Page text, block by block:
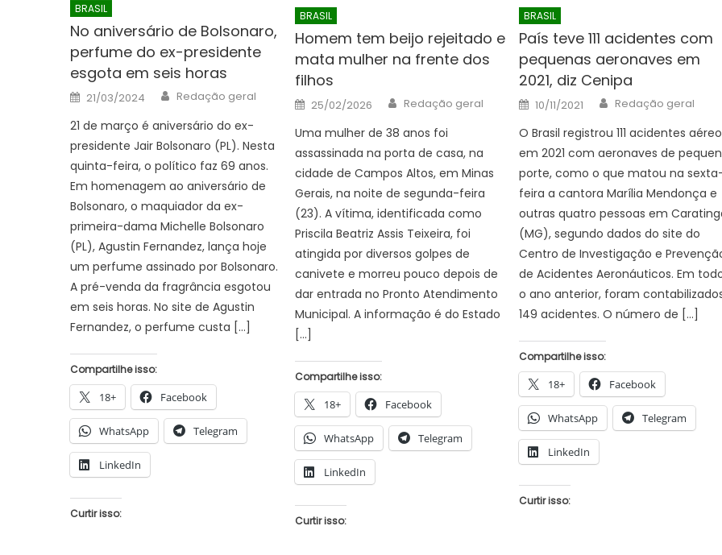
BRASIL
No aniversário de Bolsonaro,
perfume do ex-presidente
esgota em seis horas
Posted
on
21/03/2024 Author
Redação geral
21 de março é aniversário do ex-
presidente Jair Bolsonaro (PL). Nesta
quinta-feira, o político faz 69 anos.
Em homenagem ao aniversário de
Bolsonaro, o maquiador da ex-
primeira-dama Michelle Bolsonaro
(PL), Agustin Fernandez, lança hoje
um perfume assinado por Bolsonaro.
A pré-venda da fragrância esgotou
em seis horas. No site de Agustin
Fernandez, o perfume custa […]
Compartilhe isso:
18+ Facebook
WhatsApp Telegram
LinkedIn
Curtir isso:
BRASIL
Homem tem beijo rejeitado e
mata mulher na frente dos
filhos
Posted
on
25/02/2026 Author
Redação geral
Uma mulher de 38 anos foi
assassinada na porta de casa, na
cidade de Campos Altos, em Minas
Gerais, na noite de segunda-feira
(23). A vítima, identificada como
Priscila Beatriz Assis Teixeira, foi
atingida por diversos golpes de
canivete e morreu pouco depois de
dar entrada no Pronto Atendimento
Municipal. A informação é do Estado
[…]
Compartilhe isso:
18+ Facebook
WhatsApp Telegram
LinkedIn
Curtir isso:
BRASIL
País teve 111 acidentes com
pequenas aeronaves em
2021, diz Cenipa
Posted
on
10/11/2021 Author
Redação geral
O Brasil registrou 111 acidentes
em 2021 com aeronaves de
porte, como o que matou na
feira a cantora Marília Mendonça e
outras quatro pessoas em
(MG), segundo dados do site do
Centro de Investigação e
de Acidentes Aeronáuticos. Em
o ano anterior, foram
149 acidentes. O número de […]
Compartilhe isso:
18+ Facebook
WhatsApp Telegram
LinkedIn
Curtir isso: